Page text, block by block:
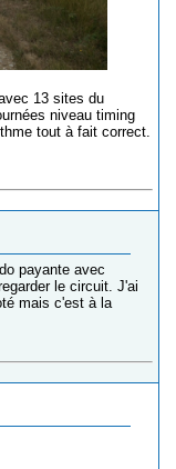
13 sites du
niveau timing
tout à fait correct.
payante avec
le circuit. J'ai
mais c'est à la